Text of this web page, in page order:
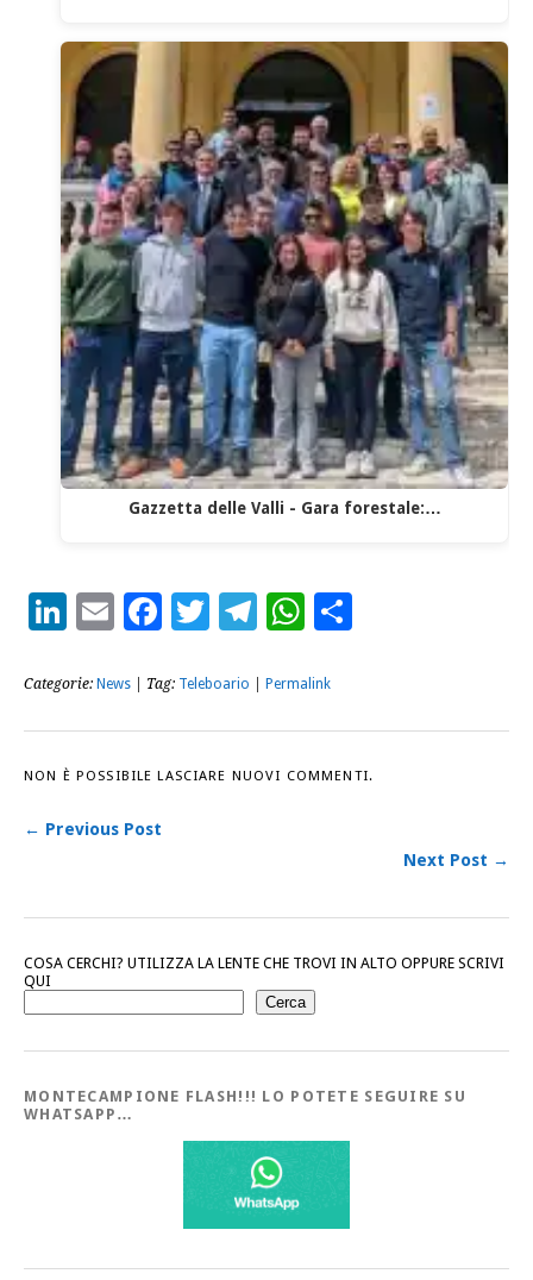
Gazzetta delle Valli - Gara forestale:…
LinkedIn
EmailFacebook
Twitter
Telegram
WhatsApp
Categorie: News | Tag: Teleboario Permalink
NON È POSSIBILE LASCIARE NUOVI COMMENTI.
← Previous Post
Next Post →
COSA CERCHI? UTILIZZA LA LENTE CHE TROVI IN ALTO OPPURE SCRIVI
QUI
Cerca
MONTECAMPIONE FLASH!!! LO POTETE SEGUIRE SU
WHATSAPP…